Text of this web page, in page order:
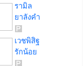
รามิล
ยาลังคำ
เวชพิสิฐ
รักน้อย